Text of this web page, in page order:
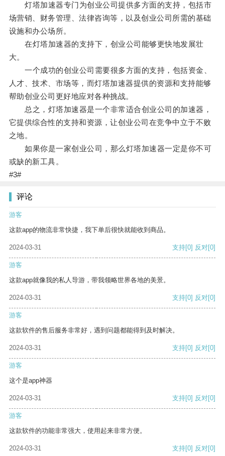
灯塔加速器专门为创业公司提供多方面的支持，包括市
场营销、财务管理、法律咨询等，以及创业公司所需的基础
设施和办公场所。
在灯塔加速器的支持下，创业公司能够更快地发展壮
大。
一个成功的创业公司需要很多方面的支持，包括资金、
人才、技术、市场等，而灯塔加速器提供的资源和支持能够
帮助创业公司更好地应对各种挑战。
总之，灯塔加速器是一个非常适合创业公司的加速器，
它提供综合性的支持和资源，让创业公司在竞争中立于不败
之地。
如果你是一家创业公司，那么灯塔加速器一定是你不可
或缺的新工具。
#3#
评论
游客
这款app的物流非常快捷，我下单后很快就能收到商品。
2024-03-31 支持[0] 反对[0]
游客
这款app就像我的私人导游，带我领略世界各地的美景。
2024-03-31 支持[0] 反对[0]
游客
这款软件的售后服务非常好，遇到问题都能得到及时解决。
2024-03-31 支持[0] 反对[0]
游客
这个是app神器
2024-03-31 支持[0] 反对[0]
游客
这款软件的功能非常强大，使用起来非常方便。
2024-03-31 支持[0] 反对[0]